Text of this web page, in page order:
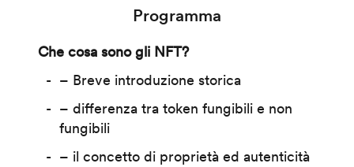
Programma
Che cosa sono gli NFT?
– Breve introduzione storica
– differenza tra token fungibili e non
fungibili
– il concetto di proprietà ed autenticità